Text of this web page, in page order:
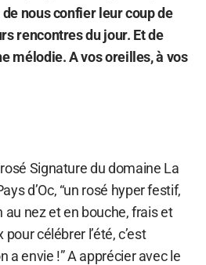
nous confier leur coup de
rencontres du jour. Et de
mélodie. A vos oreilles, à vos
Signature du domaine La
d’Oc, “un rosé hyper festif,
au nez et en bouche, frais et
célébrer l’été, c’est
a envie !” A apprécier avec le